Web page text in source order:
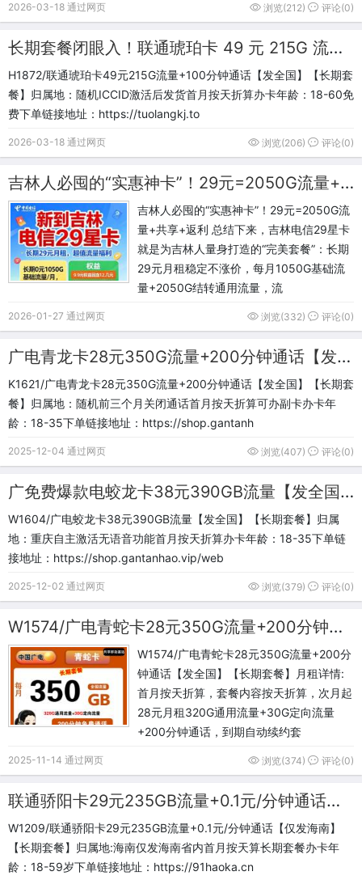
2026-03-18 通过网页 浏览(212) 评论(0)
长期套餐闭眼入！联通琥珀卡 49 元 215G 流量 + 100 分钟通话包邮全国
H1872/联通琥珀卡49元215G流量+100分钟通话【发全国】【长期套
餐】归属地：随机ICCID激活后发货首月按天折算办卡年龄：18-60免
费下单链接地址：https://tuolangkj.to
2026-03-18 通过网页 浏览(206) 评论(0)
吉林人必囤的“实惠神卡”！29元=2050G流量+共享+返利
吉林人必囤的“实惠神卡”！29元=2050G流
量+共享+返利 总结下来，吉林电信29星卡
就是为吉林人量身打造的“完美套餐”：长期
29元月租稳定不涨价，每月1050G基础流
量+2050G结转通用流量，流
2026-01-27 通过网页 浏览(332) 评论(0)
广电青龙卡28元350G流量+200分钟通话【发全国】【长期套餐】
K1621/广电青龙卡28元350G流量+200分钟通话【发全国】【长期套
餐】归属地：随机前三个月关闭通话首月按天折算可办副卡办卡年
龄：18-35下单链接地址：https://shop.gantanh
2025-12-04 通过网页 浏览(407) 评论(0)
广免费爆款电蛟龙卡38元390GB流量【发全国】【长期套餐】
W1604/广电蛟龙卡38元390GB流量【发全国】【长期套餐】归属
地：重庆自主激活无语音功能首月按天折算办卡年龄：18-35下单链
接地址：https://shop.gantanhao.vip/web
2025-12-02 通过网页 浏览(379) 评论(0)
W1574/广电青蛇卡28元350G流量+200分钟通话【发全国】【长期套餐】
W1574/广电青蛇卡28元350G流量+200分
钟通话【发全国】【长期套餐】月租详情:
首月按天折算，套餐内容按天折算，次月起
28元月租320G通用流量+30G定向流量
+200分钟通话，到期自动续约套
2025-11-14 通过网页 浏览(374) 评论(0)
联通骄阳卡29元235GB流量+0.1元/分钟通话【仅发海南】【长期套餐】
W1209/联通骄阳卡29元235GB流量+0.1元/分钟通话【仅发海南】
【长期套餐】归属地:海南仅发海南省内首月按天算长期套餐办卡年
龄：18-59岁下单链接地址：https://91haoka.cn